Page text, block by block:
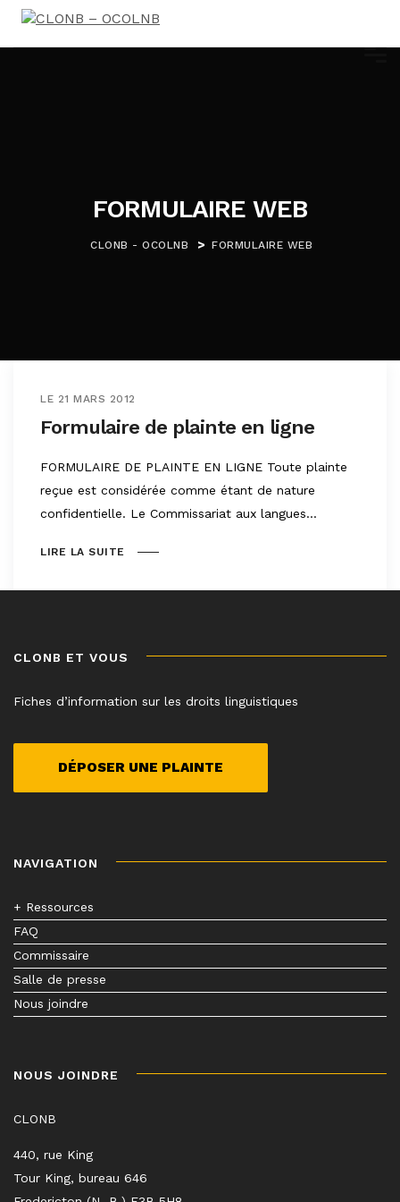
FORMULAIRE WEB
CLONB - OCOLNB > FORMULAIRE WEB
LE 21 MARS 2012
Formulaire de plainte en ligne
FORMULAIRE DE PLAINTE EN LIGNE Toute plainte
reçue est considérée comme étant de nature
confidentielle. Le Commissariat aux langues...
LIRE LA SUITE
CLONB ET VOUS
Fiches d’information sur les droits linguistiques
DÉPOSER UNE PLAINTE
NAVIGATION
+ Ressources
FAQ
Commissaire
Salle de presse
Nous joindre
NOUS JOINDRE
CLONB
440, rue King
Tour King, bureau 646